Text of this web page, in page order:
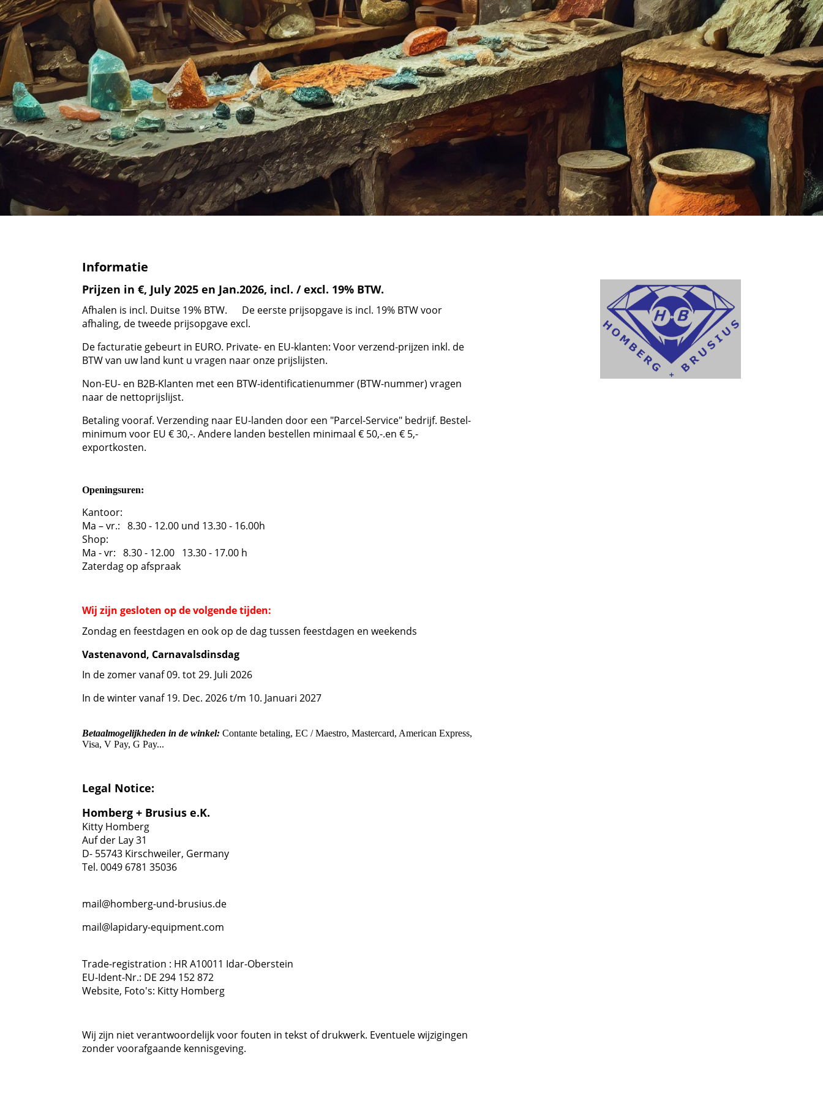
Informatie
Prijzen in €, July 2025 en Jan.2026, incl. / excl. 19% BTW.
Afhalen is incl. Duitse 19% BTW. De eerste prijsopgave is incl. 19% BTW voor
afhaling, de tweede prijsopgave excl.
De facturatie gebeurt in EURO. Private- en EU-klanten: Voor verzend-prijzen inkl. de
BTW van uw land kunt u vragen naar onze prijslijsten.
Non-EU- en B2B-Klanten met een BTW-identificatienummer (BTW-nummer) vragen
naar de nettoprijslijst.
Betaling vooraf. Verzending naar EU-landen door een "Parcel-Service" bedrijf. Bestel-
minimum voor EU € 30,-. Andere landen bestellen minimaal € 50,-.en € 5,-
exportkosten.
Openingsuren:
Kantoor:
Ma – vr.: 8.30 - 12.00 und 13.30 - 16.00h
Shop:
Ma - vr: 8.30 - 12.00 13.30 - 17.00 h
Zaterdag op afspraak
Wij zijn gesloten op de volgende tijden:
Zondag en feestdagen en ook op de dag tussen feestdagen en weekends
Vastenavond, Carnavalsdinsdag
In de zomer vanaf 09. tot 29. Juli 2026
In de winter vanaf 19. Dec. 2026 t/m 10. Januari 2027
Betaalmogelijkheden in de winkel: Contante betaling, EC / Maestro, Mastercard, American Express,
Visa, V Pay, G Pay...
Legal Notice:
Homberg + Brusius e.K.
Kitty Homberg
Auf der Lay 31
D- 55743 Kirschweiler, Germany
Tel. 0049 6781 35036
mail@homberg-und-brusius.de
mail@lapidary-equipment.com
Trade-registration : HR A10011 Idar-Oberstein
EU-Ident-Nr.: DE 294 152 872
Website, Foto's: Kitty Homberg
Wij zijn niet verantwoordelijk voor fouten in tekst of drukwerk. Eventuele wijzigingen
zonder voorafgaande kennisgeving.